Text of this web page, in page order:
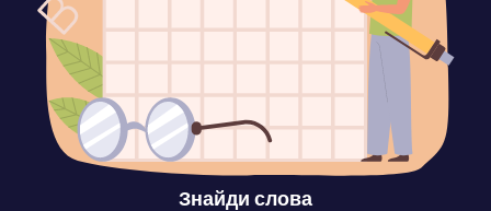
Знайди слова